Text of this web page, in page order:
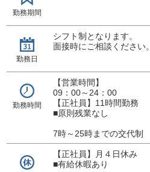
勤務期間
勤務日
シフト制となります。
面接時にご相談ください。
勤務時間
【営業時間】
09：00～24：00
【正社員】11時間勤務
■原則残業なし
7時～25時までの交代制
【正社員】月４日休み
■有給休暇あり